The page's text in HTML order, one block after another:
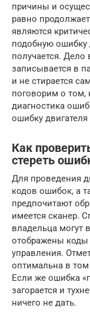
причины и
равно
являются
подобную ошибку
получается. Дело
записывается в
и не стирается
поговорим о том,
диагностика
ошибку
Как
стереть
Для проведения
кодов ошибок, а
предпочитают
имеется сканер.
владельца могут
отображены коды
управления.
оптимальна в том
Если же ошибка
загорается и
ничего не дать.